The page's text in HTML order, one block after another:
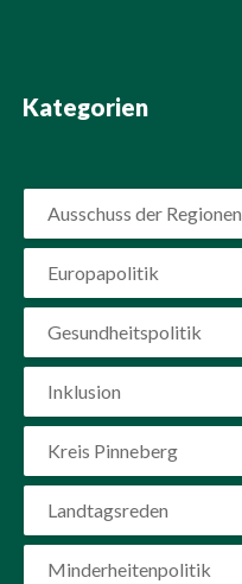
Kategorien
Ausschuss der Regionen
Europapolitik
Gesundheitspolitik
Inklusion
Kreis Pinneberg
Landtagsreden
Minderheitenpolitik